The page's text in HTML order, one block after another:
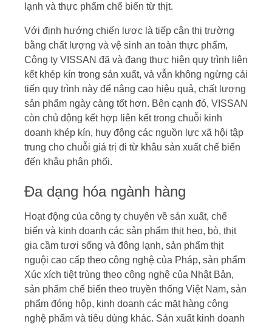
lạnh và thực phẩm chế biến từ thịt.
Với định hướng chiến lược là tiếp cận thị trường
bằng chất lượng và vệ sinh an toàn thực phẩm,
Công ty VISSAN đã và đang thực hiện quy trình liên
kết khép kín trong sản xuất, và vẫn không ngừng cải
tiến quy trình này để nâng cao hiệu quả, chất lượng
sản phẩm ngày càng tốt hơn. Bên cạnh đó, VISSAN
còn chủ động kết hợp liên kết trong chuỗi kinh
doanh khép kín, huy động các nguồn lực xã hội tập
trung cho chuỗi giá trị đi từ khâu sản xuất chế biến
đến khâu phân phối.
Đa dạng hóa ngành hàng
Hoạt động của công ty chuyên về sản xuất, chế
biến và kinh doanh các sản phẩm thịt heo, bò, thịt
gia cầm tươi sống và đông lạnh, sản phẩm thịt
nguội cao cấp theo công nghệ của Pháp, sản phẩm
Xúc xích tiệt trùng theo công nghệ của Nhật Bản,
sản phẩm chế biến theo truyền thống Việt Nam, sản
phẩm đóng hộp, kinh doanh các mặt hàng công
nghệ phẩm và tiêu dùng khác. Sản xuất kinh doanh